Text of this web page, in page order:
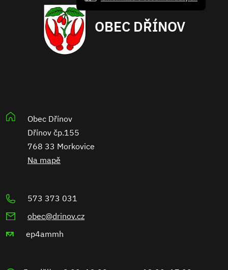
OBEC DŘÍNOV
Obec Dřínov
Dřínov čp.155
768 33 Morkovice
Na mapě
573 373 031
obec@drinov.cz
ep4ammh